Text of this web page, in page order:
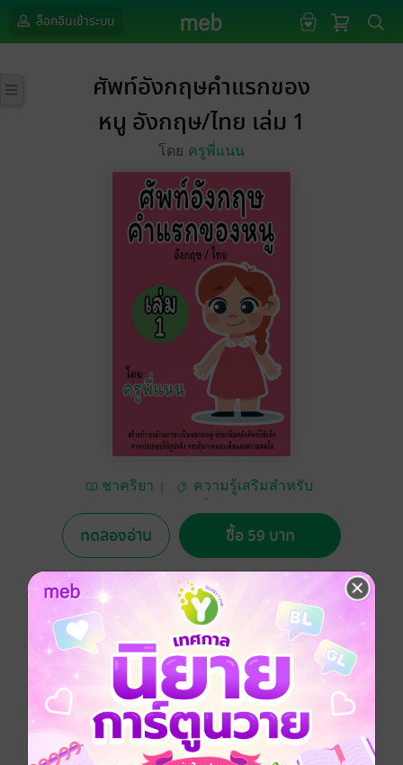
ล็อกอินเข้าระบบ
ศัพท์อังกฤษคำแรกของ
หนู อังกฤษ/ไทย เล่ม 1
โดย ครูพี่แนน
ชาคริยา
ความรู้เสริมสำหรับ
ทดลองอ่าน ซื้อ 59 บาท
No Rating
ซื้อเป็นของขวัญ ติดตาม แชร์
สร้างทักษะด้านภาษาเป็นหมวดหมู่ ช่วยเพิ่มคลังศัพท์ให้
เด็ก